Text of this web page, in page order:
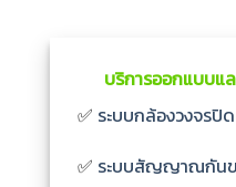
บริการออกแบบแ
✅ ระบบกล้องวงจรปิด
✅ ระบบสัญญาณกัน